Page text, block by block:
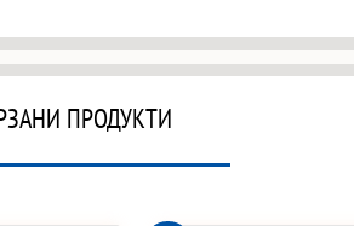
ПРОДУКТИ